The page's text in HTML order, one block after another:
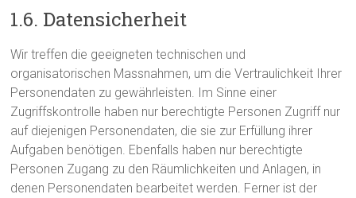
1.6. Datensicherheit
Wir treffen die geeigneten technischen und
organisatorischen Massnahmen, um die Vertraulichkeit Ihrer
Personendaten zu gewährleisten. Im Sinne einer
Zugriffskontrolle haben nur berechtigte Personen Zugriff nur
auf diejenigen Personendaten, die sie zur Erfüllung ihrer
Aufgaben benötigen. Ebenfalls haben nur berechtigte
Personen Zugang zu den Räumlichkeiten und Anlagen, in
denen Personendaten bearbeitet werden. Ferner ist der